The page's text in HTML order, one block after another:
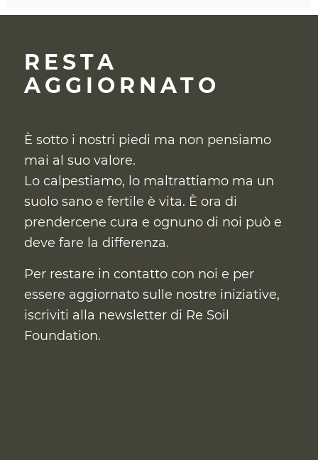
RESTA
AGGIORNATO
È sotto i nostri piedi ma non pensiamo
mai al suo valore.
Lo calpestiamo, lo maltrattiamo ma un
suolo sano e fertile è vita. È ora di
prendercene cura e ognuno di noi può e
deve fare la differenza.
Per restare in contatto con noi e per
essere aggiornato sulle nostre iniziative,
iscriviti alla newsletter di Re Soil
Foundation.